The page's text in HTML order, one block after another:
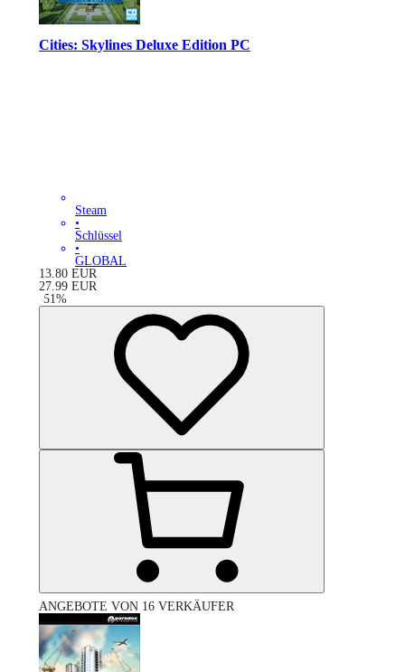
Cities: Skylines Deluxe Edition PC
Steam
•
Schlüssel
•
GLOBAL
13.80 EUR
27.99 EUR
-51%
ANGEBOTE VON 16 VERKÄUFER